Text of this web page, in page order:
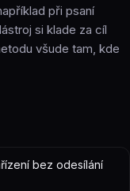
při psaní
si klade za cíl
všude tam, kde
bez odesílání